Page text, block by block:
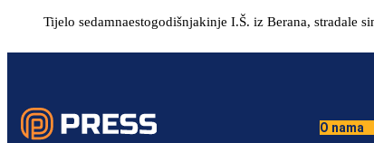
Tijelo sedamnaestogodišnjakinje I.Š. iz Berana, stradale
O nama